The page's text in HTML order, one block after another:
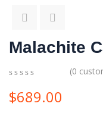
Malachite
out
of
(0
$689.00